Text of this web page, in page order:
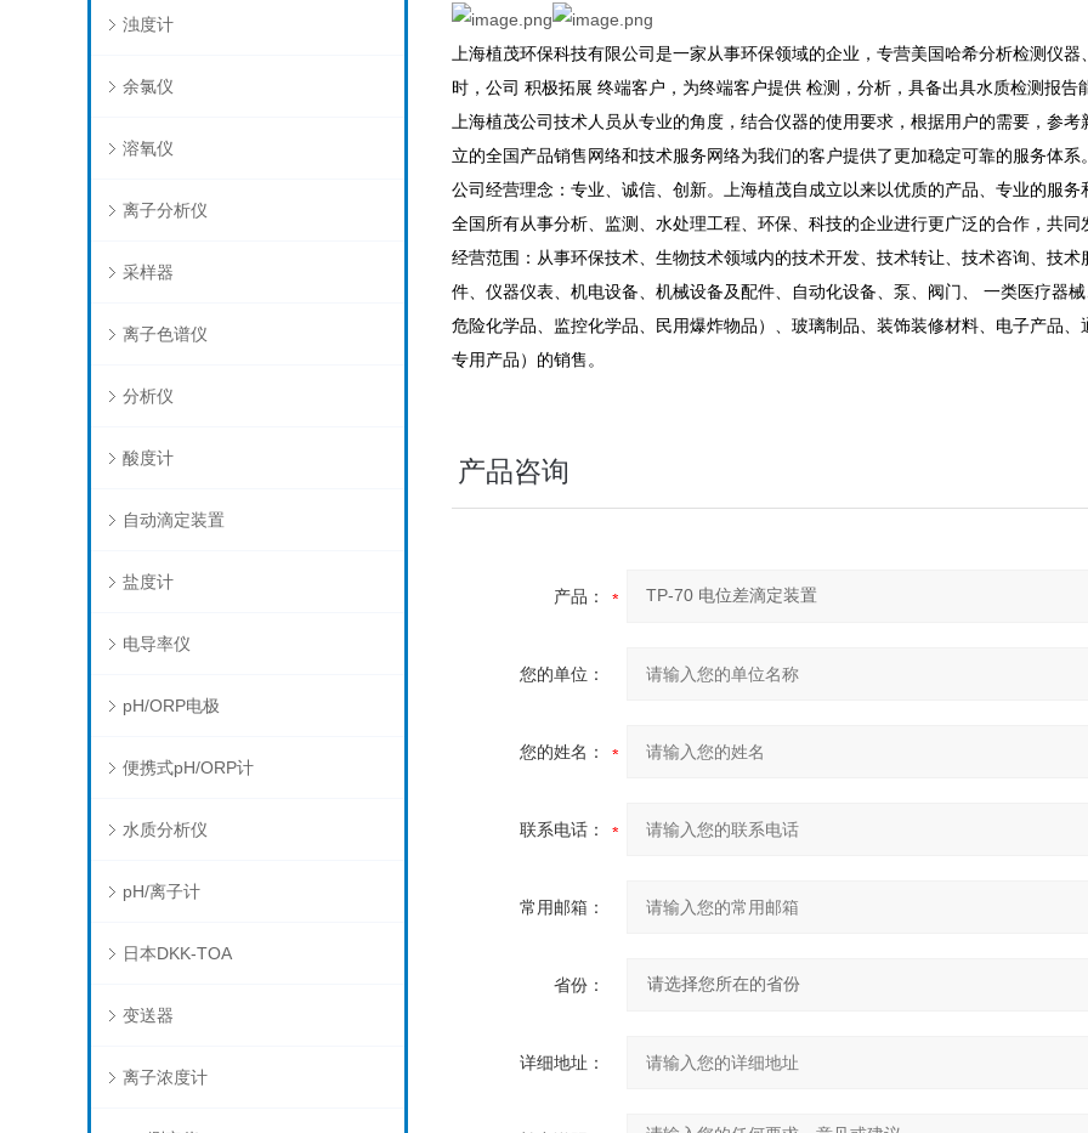
浊度计
余氯仪
溶氧仪
离子分析仪
采样器
离子色谱仪
分析仪
酸度计
自动滴定装置
盐度计
电导率仪
pH/ORP电极
便携式pH/ORP计
水质分析仪
pH/离子计
日本DKK-TOA
变送器
离子浓度计
上海植茂环保科技有限公司是一家从事环保领域的企业，专营美国哈希分析检测仪
时，公司 积极拓展 终端客户，为终端客户提供 检测，分析，具备出具水质检测报告
上海植茂公司技术人员从专业的角度，结合仪器的使用要求，根据用户的需要，参
立的全国产品销售网络和技术服务网络为我们的客户提供了更加稳定可靠的服务体系
公司经营理念：专业、诚信、创新。上海植茂自成立以来以优质的产品、专业的服
全国所有从事分析、监测、水处理工程、环保、科技的企业进行更广泛的合作，共同
经营范围：从事环保技术、生物技术领域内的技术开发、技术转让、技术咨询、技
件、仪器仪表、机电设备、机械设备及配件、自动化设备、泵、阀门、 一类医疗器
危险化学品、监控化学品、民用爆炸物品）、玻璃制品、装饰装修材料、电子产品
专用产品）的销售。
产品咨询
产品：
您的单位：
您的姓名：
联系电话：
常用邮箱：
省份：
详细地址：